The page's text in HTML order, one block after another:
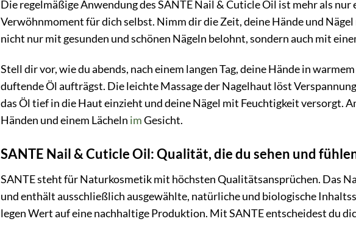
Die regelmäßige Anwendung des SANTE Nail & Cuticle Oil ist mehr als
Verwöhnmoment für dich selbst. Nimm dir die Zeit, deine Hände und
nicht nur mit gesunden und schönen Nägeln belohnt, sondern auch mit
Stell dir vor, wie du abends, nach einem langen Tag, deine Hände in
duftende Öl aufträgst. Die leichte Massage der Nagelhaut löst
das Öl tief in die Haut einzieht und deine Nägel mit Feuchtigkeit versorgt.
Händen und einem Lächeln imGesicht.
SANTE Nail & Cuticle Oil: Qualität, die du sehen und
SANTE steht für Naturkosmetik mit höchsten Qualitätsansprüchen. Das
und enthält ausschließlich ausgewählte, natürliche und biologische
legen Wert auf eine nachhaltige Produktion. Mit SANTE entscheidest du